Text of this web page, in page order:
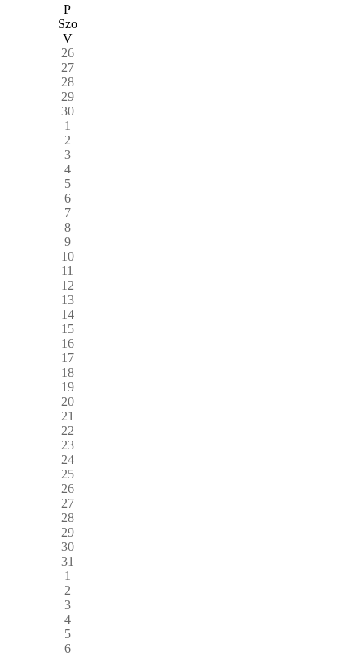
P
Szo
V
26
27
28
29
30
1
2
3
4
5
6
7
8
9
10
11
12
13
14
15
16
17
18
19
20
21
22
23
24
25
26
27
28
29
30
31
1
2
3
4
5
6